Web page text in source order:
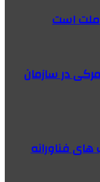
ملت است
در سازمان
های فناورانه